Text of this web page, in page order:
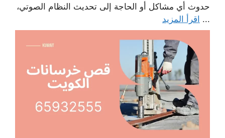
حدوث أي مشاكل أو الحاجة إلى تحديث النظام الصوتي،
... اقرأ المزيد